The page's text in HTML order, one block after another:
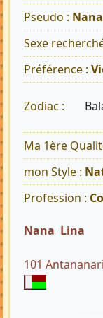
Pseudo : Nana
Sexe
Préférence :
Zodiac :
Ma 1ère
mon Style :
Profession :
Nana Lina
101